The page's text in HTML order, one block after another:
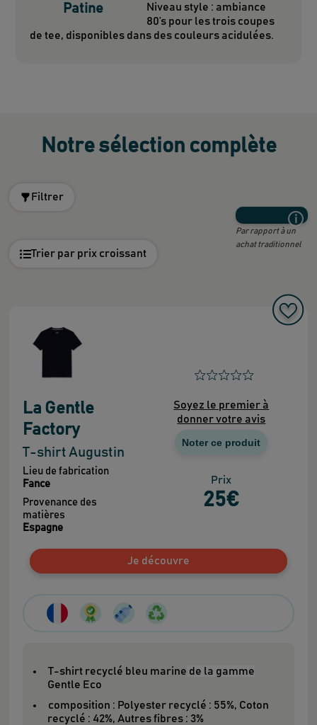
Patine
Niveau style : ambiance
80’s pour les trois coupes
de tee, disponibles dans des couleurs acidulées.
Notre sélection complète
Filtrer
Trier par prix croissant
Par rapport à un
achat traditionnel
Soyez le premier à
donner votre avis
Noter ce produit
Prix
25€
La Gentle
Factory
T-shirt Augustin
Lieu de fabrication
Fance
Provenance des
matières
Espagne
Je découvre
T-shirt recyclé bleu marine de la gamme
Gentle Eco
composition : Polyester recyclé : 55%, Coton
recyclé : 42%, Autres fibres : 3%